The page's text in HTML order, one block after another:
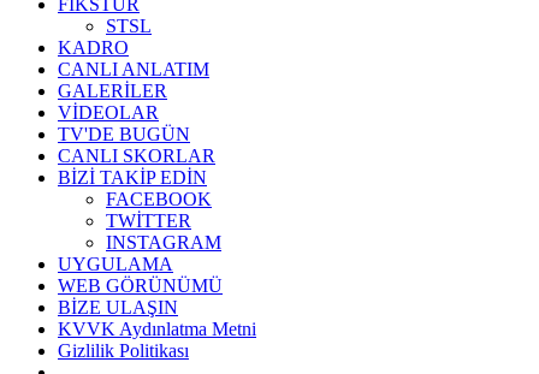
FİKSTÜR
STSL
KADRO
CANLI ANLATIM
GALERİLER
VİDEOLAR
TV'DE BUGÜN
CANLI SKORLAR
BİZİ TAKİP EDİN
FACEBOOK
TWİTTER
INSTAGRAM
UYGULAMA
WEB GÖRÜNÜMÜ
BİZE ULAŞIN
KVVK Aydınlatma Metni
Gizlilik Politikası